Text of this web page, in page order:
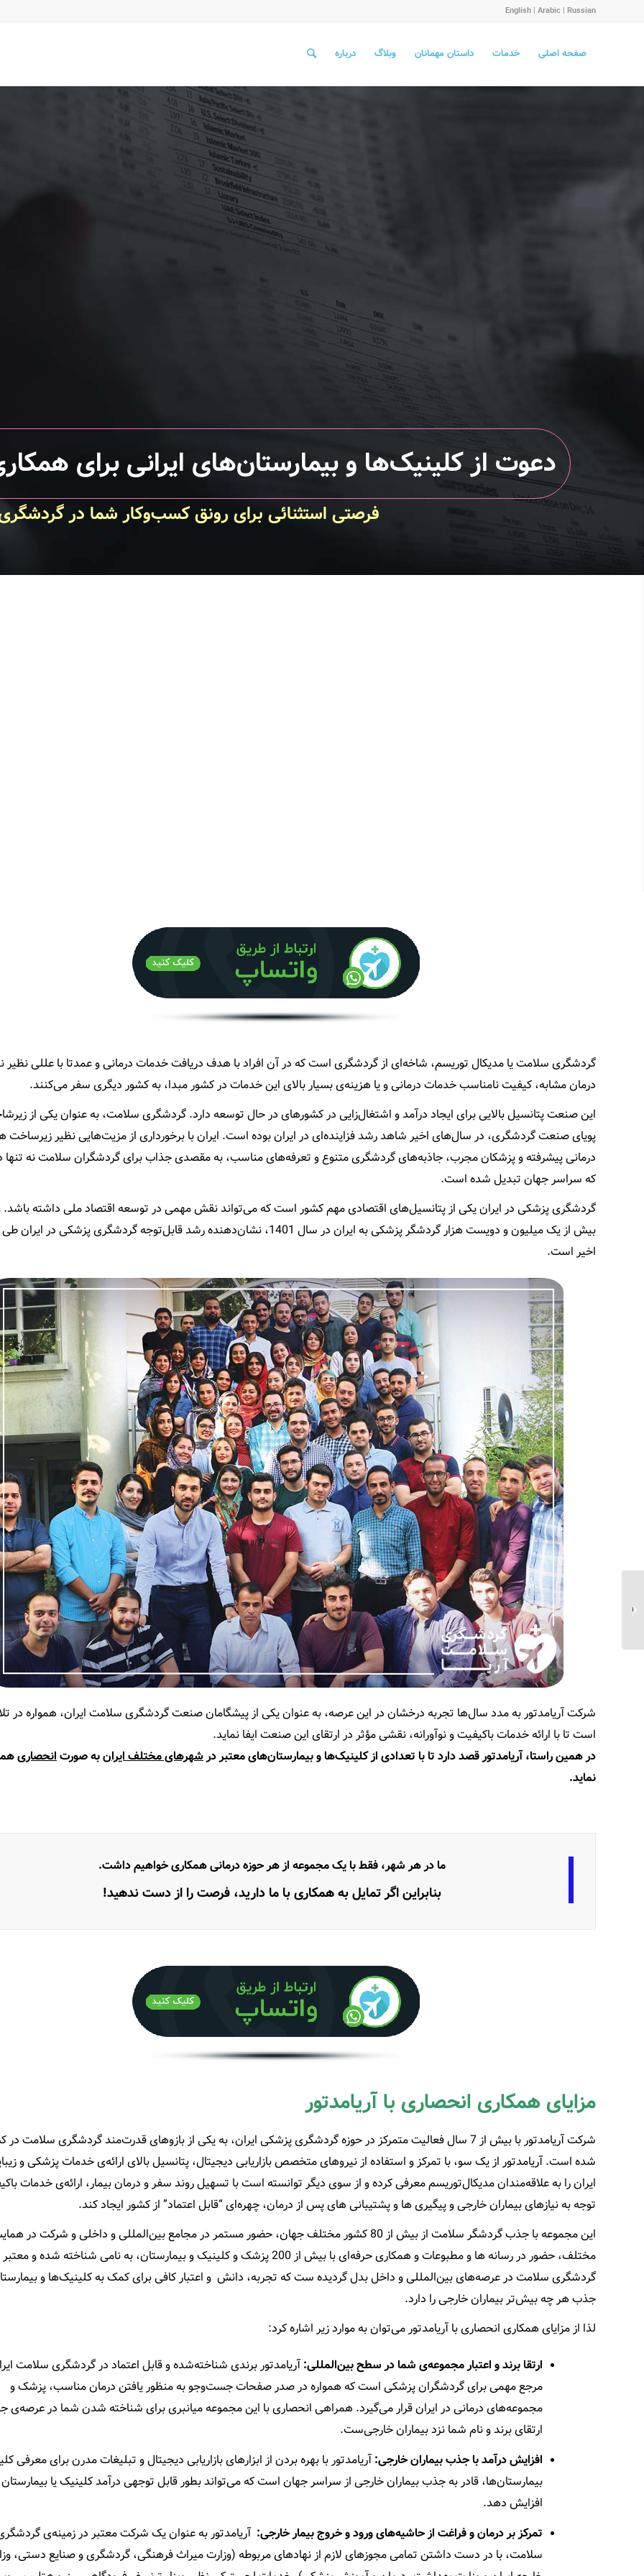
English | Arabic | Russian
صفحه اصلی خدمات داستان مهمانان وبلاگ درباره
دعوت از کلینیک‌ها و بیمارستان‌های ایرانی برای
فرصتی استثنائی برای رونق کسب‌و‌کار شما در
گردشگری سلامت یا مدیکال توریسم، شاخه‌ای از گردشگری است که در آن افراد با هدف دریافت خدمات درمانی و عمدتا با عللی نظیر
درمان مشابه، کیفیت نامناسب خدمات درمانی و یا هزینه‌ی بسیار بالای این خدمات در کشور مبدا، به کشور دیگری سفر می‌کنند.
این صنعت پتانسیل بالایی برای ایجاد درآمد و اشتغال‌زایی در کشورهای در حال توسعه دارد. گردشگری سلامت، به عنوان یکی از
پویای صنعت گردشگری، در سال‌های اخیر شاهد رشد فزاینده‌ای در ایران بوده است. ایران با برخورداری از مزیت‌هایی نظیر زیرساخت
درمانی پیشرفته و پزشکان مجرب، جاذبه‌های گردشگری متنوع و تعرفه‌های مناسب، به مقصدی جذاب برای گردشگران سلامت نه تنها
که سراسر جهان تبدیل شده است.
گردشگری پزشکی در ایران یکی از پتانسیل‌های اقتصادی مهم کشور است که می‌تواند نقش مهمی در توسعه اقتصاد ملی داشته باشد.
بیش از یک میلیون و دویست هزار گردشگر پزشکی به ایران در سال 1401، نشان‌دهنده رشد قابل‌توجه گردشگری پزشکی
اخیر است.
شرکت آریامدتور به مدد سال‌ها تجربه درخشان در این عرصه، به عنوان یکی از پیشگامان صنعت گردشگری سلامت ایران، همواره در
است تا با ارائه خدمات باکیفیت و نوآورانه، نقشی مؤثر در ارتقای این صنعت ایفا نماید.
در همین راستا، آریامدتور قصد دارد تا با تعدادی از کلینیک‌ها و بیمارستان‌های معتبر درشهرهای مختلف ایرانبه صورتانحصاری
نماید.
ما در هر شهر، فقط با یک مجموعه از هر حوزه درمانی همکاری خواهیم داشت.
بنابراین اگر تمایل به همکاری با ما دارید، فرصت را از دست ندهید!
مزایای همکاری انحصاری با آریامدتور
شرکت آریامدتور با بیش از 7 سال فعالیت متمرکز در حوزه گردشگری پزشکی ایران، به یکی از بازوهای قدرت‌مند گردشگری سلامت
شده است. آریامدتور از یک سو، با تمرکز و استفاده از نیروهای متخصص بازاریابی دیجیتال، پتانسیل بالای ارائه‌ی خدمات پزشکی و
ایران را به علاقه‌مندان مدیکال‌توریسم معرفی کرده و از سوی دیگر توانسته است با تسهیل روند سفر و درمان بیمار، ارائه‌ی خدمات
توجه به نیازهای بیماران خارجی و پیگیری ها و پشتیبانی های پس از درمان، چهره‌ای “قابل اعتماد” از کشور ایجاد کند.
این مجموعه با جذب گردشگر سلامت از بیش از 80 کشور مختلف جهان، حضور مستمر در مجامع بین‌المللی و داخلی و شرکت
مختلف، حضور در رسانه ها و مطبوعات و همکاری حرفه‌ای با بیش از 200 پزشک و کلینیک و بیمارستان، به نامی شناخته شده
گردشگری سلامت در عرصه‌های بین‌المللی و داخل بدل گردیده ست که تجربه، دانش و اعتبار کافی برای کمک به کلینیک‌ها و
جذب هر چه بیش‌تر بیماران خارجی را دارد.
لذا از مزایای همکاری انحصاری با آریامدتور می‌توان به موارد زیر اشاره کرد:
ارتقا برند و اعتبار مجموعه‌ی شما در سطح بین‌المللی: آریامدتور برندی شناخته‌شده و قابل اعتماد در گردشگری سلامت
مرجع مهمی برای گردشگران پزشکی است که همواره در صدر صفحات جست‌و‌جو به منظور یافتن درمان مناسب، پزشک و
مجموعه‌های درمانی در ایران قرار می‌گیرد. همراهی انحصاری با این مجموعه میانبری برای شناخته شدن شما در عرصه‌ی
ارتقای برند و نام شما نزد بیماران خارجی‌ست.
افزایش درآمد با جذب بیماران خارجی: آریامدتور با بهره بردن از ابزارهای بازاریابی دیجیتال و تبلیغات مدرن برای معرفی
بیمارستان‌ها، قادر به جذب بیماران خارجی از سراسر جهان است که می‌تواند بطور قابل توجهی درآمد کلینیک یا
افزایش دهد.
تمرکز بر درمان و فراغت از حاشیه‌های ورود و خروج بیمار خارجی: آریامدتور به عنوان یک شرکت معتبر در زمینه‌ی
سلامت، با در دست داشتن تمامی مجوزهای لازم از نهادهای مربوطه (وزارت میراث فرهنگی، گردشگری و صنایع دستی،
دعوت از پزشکان و مراکز
درمانی برای حضور در
صفحات معرفی اختصاصی
در وب‌سایت چن...